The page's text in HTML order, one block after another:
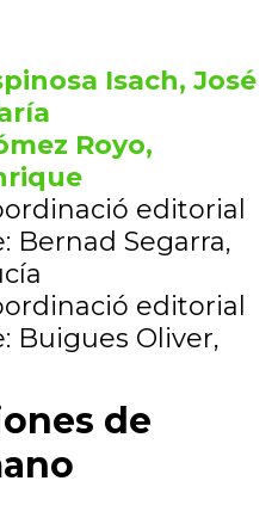
Isach, José
Royo,
editorial
Bernad Segarra,
editorial
Buigues Oliver,
de